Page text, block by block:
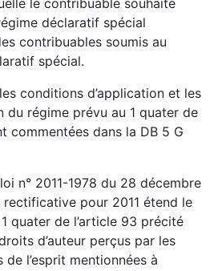
le contribuable souhaite
déclaratif spécial
contribuables soumis au
spécial.
conditions d’application et les
du régime prévu au 1 quater de
commentées dans la DB 5 G
n° 2011-1978 du 28 décembre
rectificative pour 2011 étend le
quater de l’article 93 précité
d’auteur perçus par les
de l’esprit mentionnées à